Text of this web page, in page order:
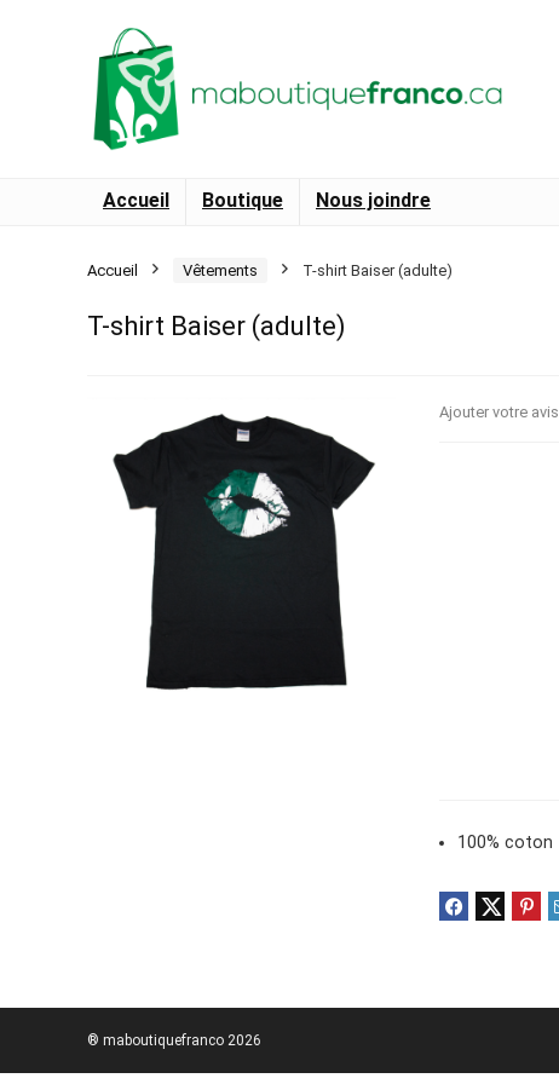
Accueil Boutique Nous joindre
Accueil Vêtements T-shirt Baiser (adulte)
T-shirt Baiser (adulte)
Ajouter votre avis
100% coton
® maboutiquefranco 2026